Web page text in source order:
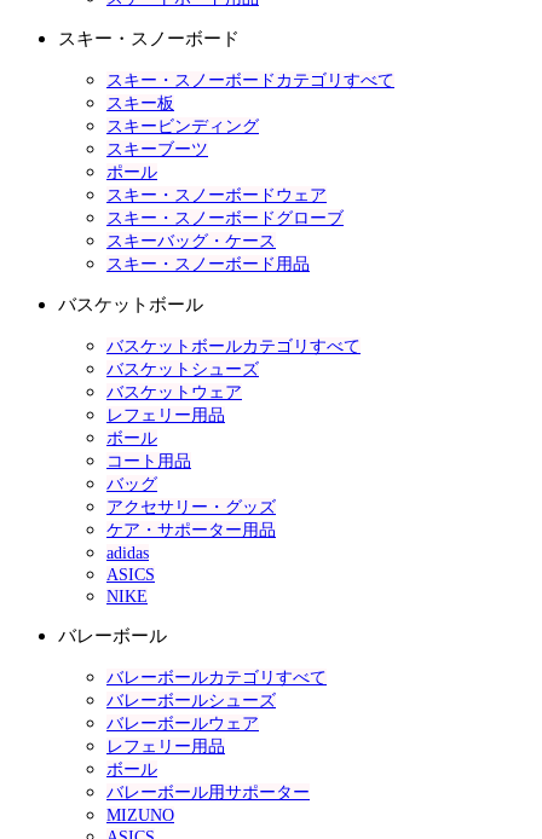
スキー・スノーボード
スキー・スノーボードカテゴリすべて
スキー板
スキービンディング
スキーブーツ
ポール
スキー・スノーボードウェア
スキー・スノーボードグローブ
スキーバッグ・ケース
スキー・スノーボード用品
バスケットボール
バスケットボールカテゴリすべて
バスケットシューズ
バスケットウェア
レフェリー用品
ボール
コート用品
バッグ
アクセサリー・グッズ
ケア・サポーター用品
adidas
ASICS
NIKE
バレーボール
バレーボールカテゴリすべて
バレーボールシューズ
バレーボールウェア
レフェリー用品
ボール
バレーボール用サポーター
MIZUNO